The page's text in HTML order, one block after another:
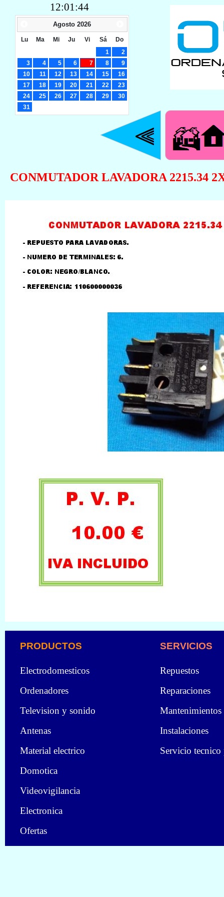
LLAMAR AL TELEFONO
CONMUTADOR LAVADORA 2215.34
12:01:45
Agosto 2026
Lu Ma Mi Ju Vi Sá
Do
1
2
3
4 5 6 7 8
9
10
11 12 13 14 15
16
17
18 19 20 21 22
23
24
25 26 27 28 29
30
31
Electrodomesticos
Ordenadores
Television y sonido
Antenas
Material electrico
Domotica
Videovigilancia
Electronica
Ofertas
Repuestos
Reparaciones
Mantenimientos
Instalaciones
Servicio
SERVICIOS
PRODUCTOS